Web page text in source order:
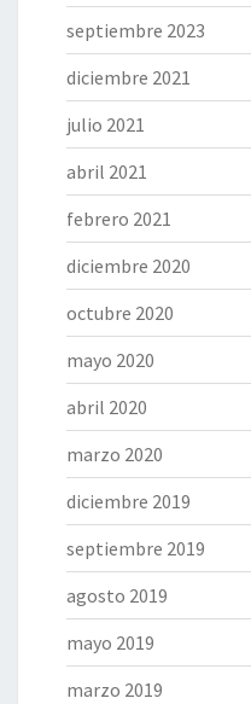
septiembre 2023
diciembre 2021
julio 2021
abril 2021
febrero 2021
diciembre 2020
octubre 2020
mayo 2020
abril 2020
marzo 2020
diciembre 2019
septiembre 2019
agosto 2019
mayo 2019
marzo 2019